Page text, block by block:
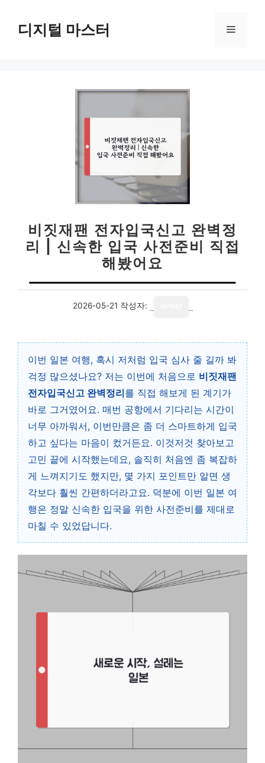
디지털 마스터 메
비짓재팬 전자입국신고 완벽정
리 | 신속한 입국 사전준비 직접
해봤어요
2026-05-21 작성자:
이번 일본 여행, 혹시 저처럼 입국 심사 줄 길까 봐
걱정 많으셨나요? 저는 이번에 처음으로 비짓재팬
전자입국신고 완벽정리를 직접 해보게 된 계기가
바로 그거였어요. 매번 공항에서 기다리는 시간이
너무 아까워서, 이번만큼은 좀 더 스마트하게 입국
하고 싶다는 마음이 컸거든요. 이것저것 찾아보고
고민 끝에 시작했는데요, 솔직히 처음엔 좀 복잡하
게 느껴지기도 했지만, 몇 가지 포인트만 알면 생
각보다 훨씬 간편하더라고요. 덕분에 이번 일본 여
행은 정말 신속한 입국을 위한 사전준비를 제대로
마칠 수 있었답니다.